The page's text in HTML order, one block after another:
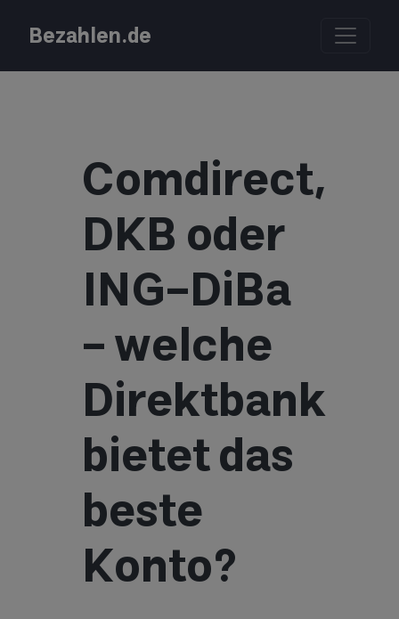
Bezahlen.de
Comdirect,
DKB oder
ING-DiBa
– welche
Direktbank
bietet das
beste
Konto?